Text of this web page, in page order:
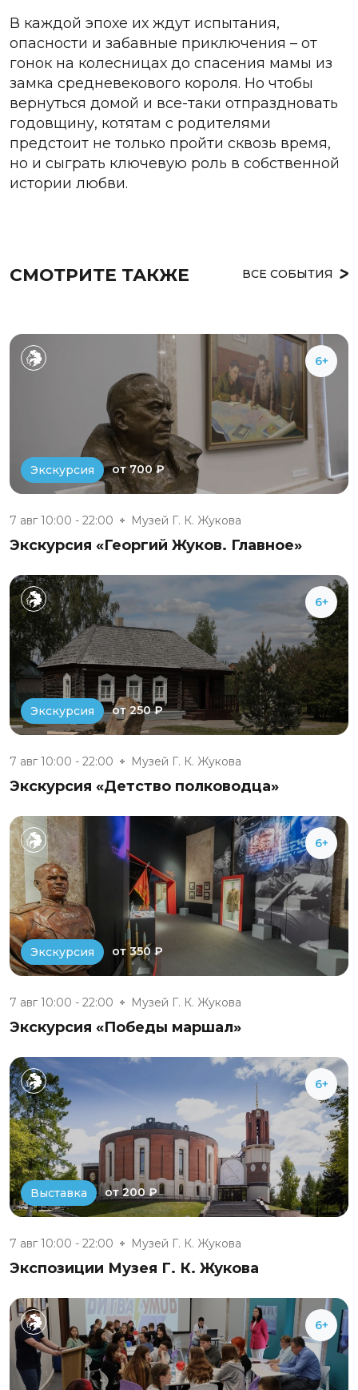
В каждой эпохе их ждут испытания,
опасности и забавные приключения – от
гонок на колесницах до спасения мамы из
замка средневекового короля. Но чтобы
вернуться домой и все-таки отпраздновать
годовщину, котятам с родителями
предстоит не только пройти сквозь время,
но и сыграть ключевую роль в собственной
истории любви.
СМОТРИТЕ ТАКЖЕ ВСЕ СОБЫТИЯ
6+
Экскурсия от 700 ₽
7 авг 10:00 - 22:00 Музей Г. К. Жукова
Экскурсия «Георгий Жуков. Главное»
6+
Экскурсия от 250 ₽
7 авг 10:00 - 22:00 Музей Г. К. Жукова
Экскурсия «Детство полководца»
6+
Экскурсия от 350 ₽
7 авг 10:00 - 22:00 Музей Г. К. Жукова
Экскурсия «Победы маршал»
6+
Выставка от 200 ₽
7 авг 10:00 - 22:00 Музей Г. К. Жукова
Экспозиции Музея Г. К. Жукова
6+